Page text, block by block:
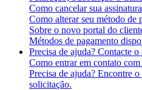
Como cancelar sua
Como alterar seu método de
Sobre o novo portal do
Métodos de pagamento
Precisa de ajuda? Contacte o
Como entrar em contato
Precisa de ajuda? Encontre
solicitação.